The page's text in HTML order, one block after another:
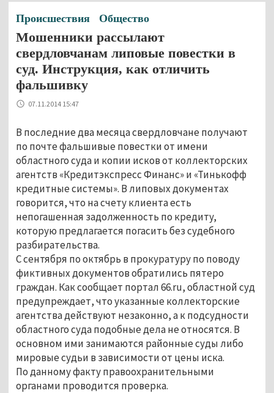
Происшествия Общество
Мошенники рассылают
свердловчанам липовые повестки в
суд. Инструкция, как отличить
фальшивку
07.11.2014 15:47
В последние два месяца свердловчане получают
по почте фальшивые повестки от имени
областного суда и копии исков от коллекторских
агентств «Кредитэкспресс Финанс» и «Тинькофф
кредитные системы». В липовых документах
говорится, что на счету клиента есть
непогашенная задолженность по кредиту,
которую предлагается погасить без судебного
разбирательства.
С сентября по октябрь в прокуратуру по поводу
фиктивных документов обратились пятеро
граждан. Как сообщает портал 66.ru, областной суд
предупреждает, что указанные коллекторские
агентства действуют незаконно, а к подсудности
областного суда подобные дела не относятся. В
основном ими занимаются районные суды либо
мировые судьи в зависимости от цены иска.
По данному факту правоохранительными
органами проводится проверка.